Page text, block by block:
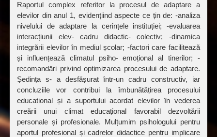
Raportul complex referitor la procesul de adaptare a
elevilor din anul 1, evidențiind aspecte ce țin de: -analiza
nivelului de adaptare la cerințele instituției; -evaluarea
interacțiunii elev- cadru didactic- colectiv; -dinamica
integrării elevilor în mediul școlar; -factori care facilitează
și influențează climatul psiho- emoțional al tinerilor; -
recomandări privind optimizarea procesului de adaptare.
Ședința s- a desfășurat într-un cadru constructiv, iar
concluziile vor contribui la îmbunătățirea procesului
educational și a suportului acordat elevilor în vederea
creării unui climat educațional favorabil dezvoltării
personale și profesionale. Mulțumim psihologului pentru
aportul profesional și cadrelor didactice pentru implicare